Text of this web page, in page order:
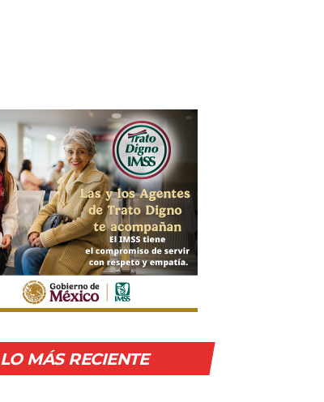
LO MÁS RECIENTE